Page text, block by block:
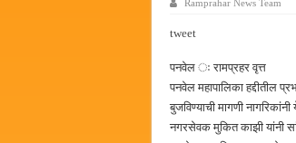
बाल्मर
Ramprahar News Team
tweet
पनवेल ः रामप्रहर वृत्त
पनवेल महापालिका हद्दीतील
बुजविण्याची मागणी
नगरसेवक मुकित काझी यांनी